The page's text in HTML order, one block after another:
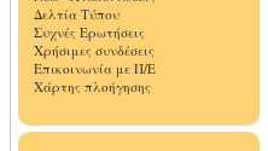
Δελτία Τύπου
Συχνές Ερωτήσεις
Χρήσιμες συνδέσεις
Επικοινωνία με Π/Ε
Χάρτης πλοήγησης